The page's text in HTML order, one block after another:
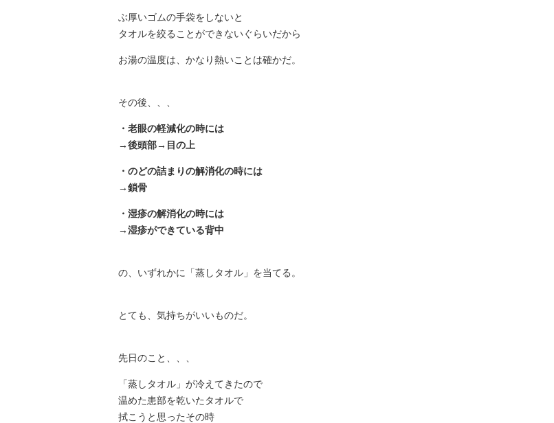
ぶ厚いゴムの手袋をしないと
タオルを絞ることができないぐらいだから
お湯の温度は、かなり熱いことは確かだ。
その後、、、
・老眼の軽減化の時には
→後頭部→目の上
・のどの詰まりの解消化の時には
→鎖骨
・湿疹の解消化の時には
→湿疹ができている背中
の、いずれかに「蒸しタオル」を当てる。
とても、気持ちがいいものだ。
先日のこと、、、
「蒸しタオル」が冷えてきたので
温めた患部を乾いたタオルで
拭こうと思ったその時